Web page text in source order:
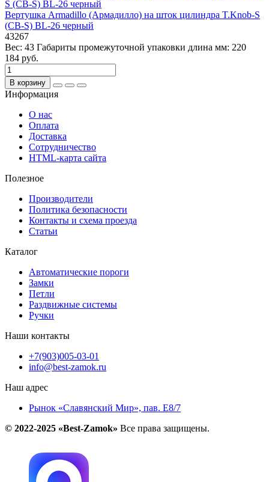
Вертушка Armadillo (Армадилло) на шток цилиндра T.Knob-S
(CB-S) BL-26 черный
43267
Вес: 43 Габариты промежуточной упаковки длина мм: 220
184 руб.
В корзину
Информация
О нас
Оплата
Доставка
Сотрудничество
HTML-карта сайта
Полезное
Производители
Политика безопасности
Контакты и схема проезда
Статьи
Каталог
Автоматические пороги
Замки
Петли
Раздвижные системы
Ручки
Наши контакты
+7(903)005-03-01
info@best-zamok.ru
Наш адрес
Рынок «Славянский Мир», пав. Е8/7
© 2022-2025 «Best-Zamok» Все права защищены.